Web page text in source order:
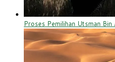
Proses Pemilihan Utsman